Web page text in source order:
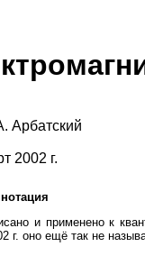
Арбатский
2002 г.
и применено к
г. оно ещё так не